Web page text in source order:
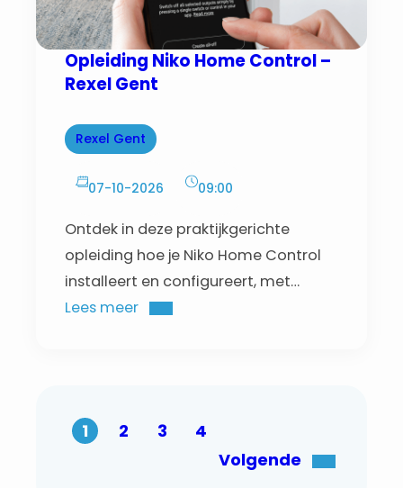
Opleiding Niko Home Control –
Rexel Gent
Rexel Gent
07-10-2026 09:00
Ontdek in deze praktijkgerichte
opleiding hoe je Niko Home Control
installeert en configureert, met
hands-on oefeningen en begeleiding
Lees meer
1 2 3
4
Volgende